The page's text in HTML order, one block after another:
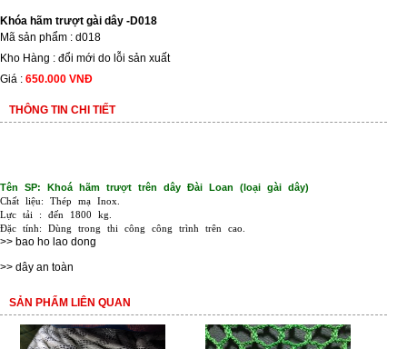
Khóa hãm trượt gài dây -D018
Mã sản phẩm : d018
Kho Hàng : đổi mới do lỗi sản xuất
Giá : 650.000 VNĐ
THÔNG TIN CHI TIẾT
Tên SP: Khoá hãm trượt trên dây Đài Loan (loại gài dây)
Chất liệu: Thép mạ Inox.
Lực tải : đến 1800 kg.
Đặc tính: Dùng trong thi công công trình trên cao.
>> bao ho lao dong
>> dây an toàn
SẢN PHẨM LIÊN QUAN